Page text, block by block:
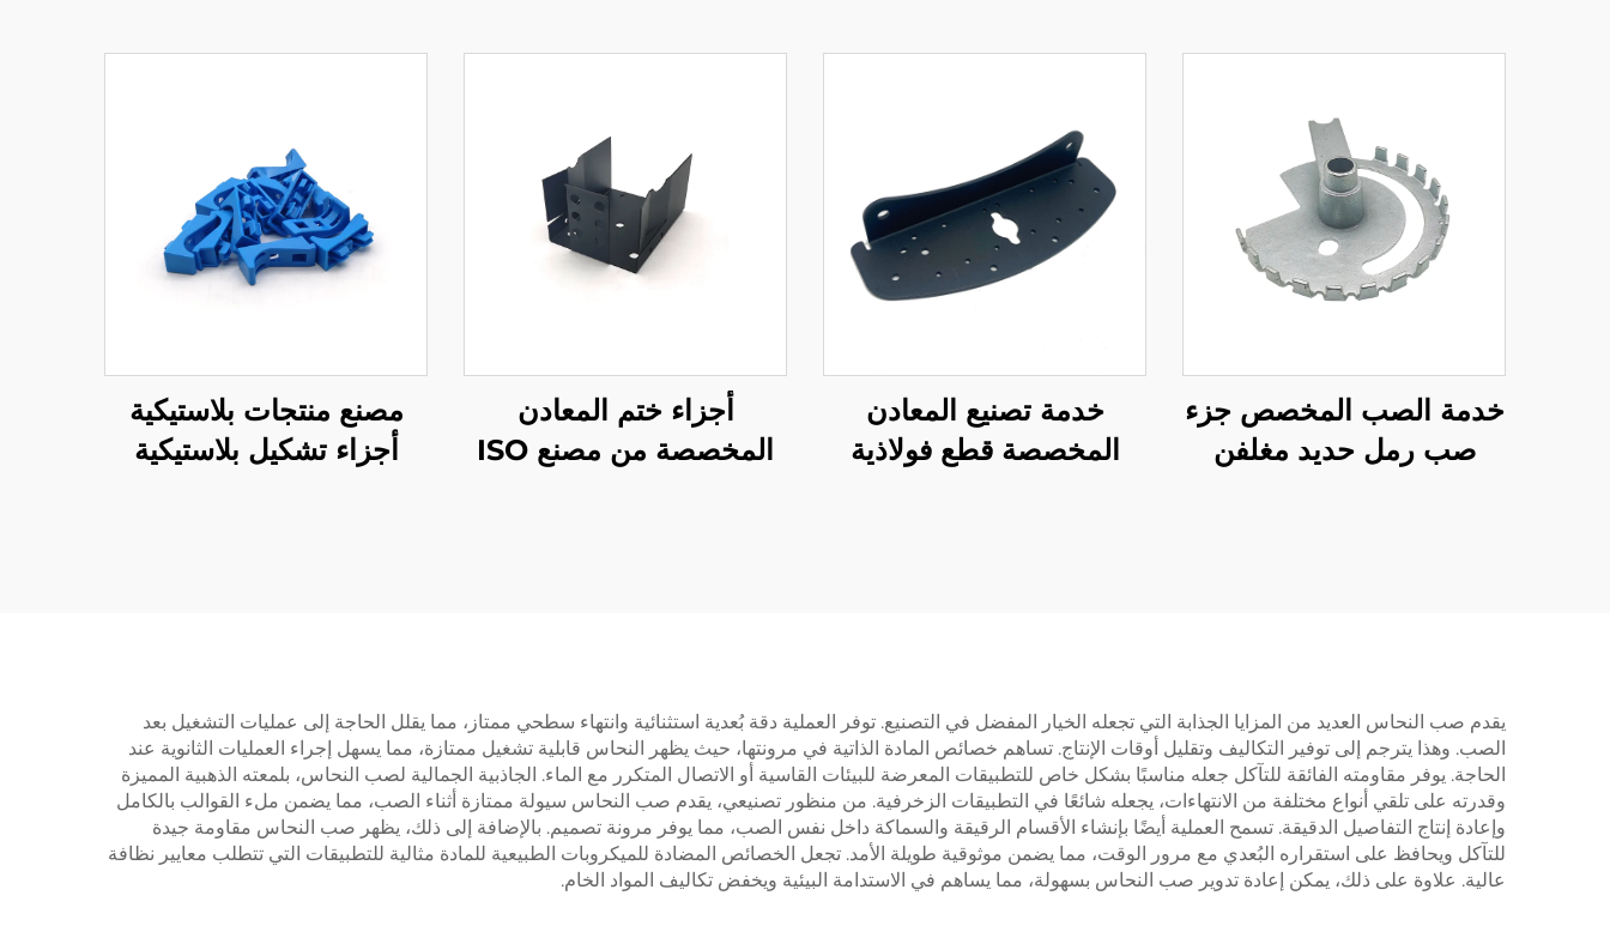
خدمة الصب المخصص جزء
صب رمل حديد مغلفن
خدمة تصنيع المعادن
المخصصة قطع فولاذية
أجزاء ختم المعادن
المخصصة من مصنع ISO
مصنع منتجات بلاستيكية
أجزاء تشكيل بلاستيكية
يقدم صب النحاس العديد من المزايا الجذابة التي تجعله الخيار المفضل في التصنيع. توفر العملية دقة بُعدية استثنائية وانتهاء سطحي ممتاز، مما يقلل الحاجة إلى عمليات التشغيل بعد
الصب. وهذا يترجم إلى توفير التكاليف وتقليل أوقات الإنتاج. تساهم خصائص المادة الذاتية في مرونتها، حيث يظهر النحاس قابلية تشغيل ممتازة، مما يسهل إجراء العمليات الثانوية عند
الحاجة. يوفر مقاومته الفائقة للتآكل جعله مناسبًا بشكل خاص للتطبيقات المعرضة للبيئات القاسية أو الاتصال المتكرر مع الماء. الجاذبية الجمالية لصب النحاس، بلمعته الذهبية المميزة
وقدرته على تلقي أنواع مختلفة من الانتهاءات، يجعله شائعًا في التطبيقات الزخرفية. من منظور تصنيعي، يقدم صب النحاس سيولة ممتازة أثناء الصب، مما يضمن ملء القوالب بالكامل
وإعادة إنتاج التفاصيل الدقيقة. تسمح العملية أيضًا بإنشاء الأقسام الرقيقة والسماكة داخل نفس الصب، مما يوفر مرونة تصميم. بالإضافة إلى ذلك، يظهر صب النحاس مقاومة جيدة
للتآكل ويحافظ على استقراره البُعدي مع مرور الوقت، مما يضمن موثوقية طويلة الأمد. تجعل الخصائص المضادة للميكروبات الطبيعية للمادة مثالية للتطبيقات التي تتطلب معايير نظافة
عالية. علاوة على ذلك، يمكن إعادة تدوير صب النحاس بسهولة، مما يساهم في الاستدامة البيئية ويخفض تكاليف المواد الخام.